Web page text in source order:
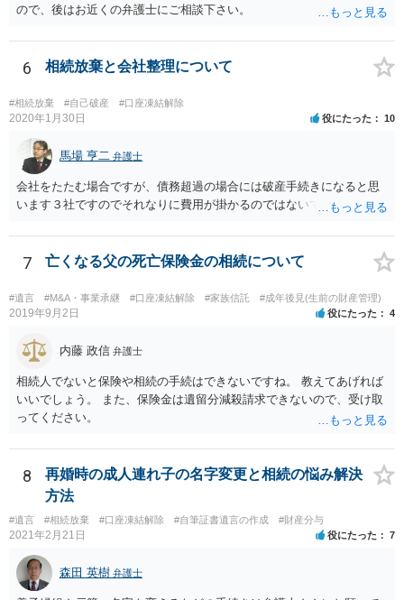
ので、後はお近くの弁護士にご相談下さい。
6 相続放棄と会社整理について
#相続放棄 #自己破産 #口座凍結解除
2020年1月30日 役にたった 10
馬場 亨二 弁護士
会社をたたむ場合ですが、債務超過の場合には破産手続きになると思
います３社ですのでそれなりに費用が掛かるのではないでしょうか。
7 亡くなる父の死亡保険金の相続について
#遺言 #M&A・事業承継 #口座凍結解除 #家族信託 #成年後見(生前の財産管理)
2019年9月2日 役にたった 4
内藤 政信 弁護士
相続人でないと保険や相続の手続はできないですね。 教えてあげれば
いいでしょう。 また、保険金は遺留分減殺請求できないので、受け取
ってください。
8
再婚時の成人連れ子の名字変更と相続の悩み解決
方法
#遺言 #相続放棄 #口座凍結解除 #自筆証書遺言の作成 #財産分与
2021年2月21日 役にたった 7
森田 英樹 弁護士